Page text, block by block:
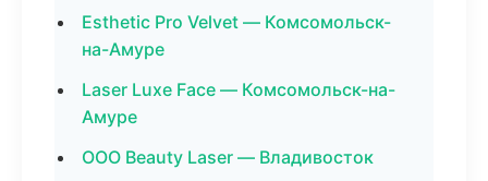
Esthetic Pro Velvet — Комсомольск-
на-Амуре
Laser Luxe Face — Комсомольск-на-
Амуре
ООО Beauty Laser — Владивосток